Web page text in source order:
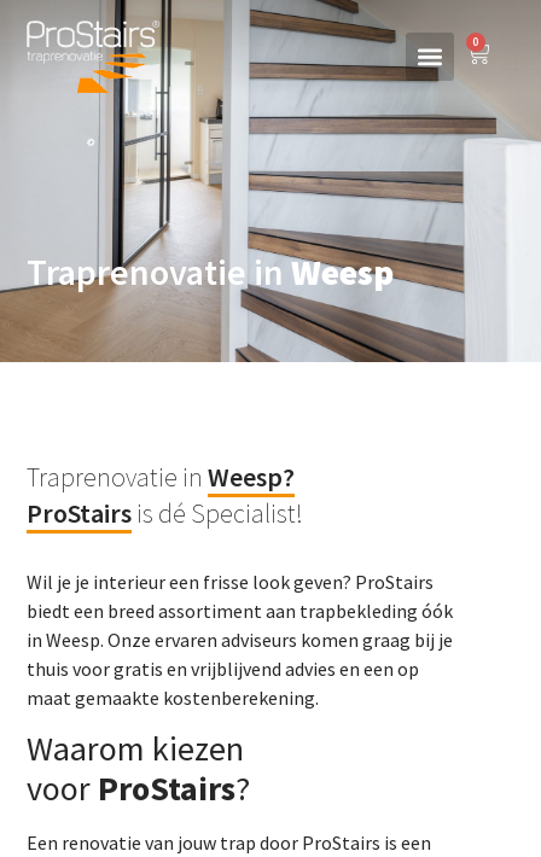
0
Traprenovatie inWeesp
Traprenovatie inWeesp?
ProStairs is dé Specialist!
Wil je je interieur een frisse look geven? ProStairs
biedt een breed assortiment aan trapbekleding óók
in Weesp. Onze ervaren adviseurs komen graag bij je
thuis voor gratis en vrijblijvend advies en een op
maat gemaakte kostenberekening.
Waarom kiezen
voor ProStairs?
Een renovatie van jouw trap door ProStairs is een